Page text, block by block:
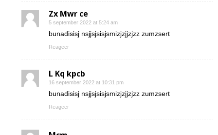
Zx Mwr ce
5 september 2022 at 5:24 am
bunadisisj nsjjsjsisjsmizjzjjzjzz zumzsert
Reageer
L Kq kpcb
16 september 2022 at 10:31 pm
bunadisisj nsjjsjsisjsmizjzjjzjzz zumzsert
Reageer